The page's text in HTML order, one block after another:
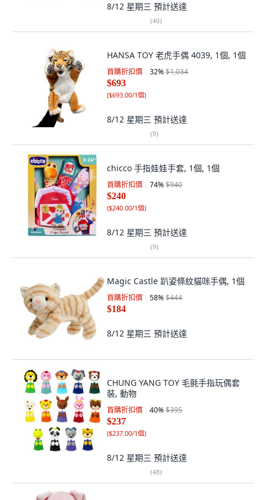
8/12 星期三 預計送達
(40)
HANSA TOY 老虎手偶 4039, 1個, 1個
首購折扣價 32%$1,034
$693
($693.00/1個)
8/12 星期三 預計送達
(9)
chicco 手指娃娃手套, 1個, 1個
首購折扣價 74%$940
$240
($240.00/1個)
8/12 星期三 預計送達
(9)
Magic Castle 趴姿條紋貓咪手偶, 1個
首購折扣價 58%$444
$184
8/12 星期三 預計送達
CHUNG YANG TOY 毛氈手指玩偶套
裝, 動物
首購折扣價 40%$395
$237
($237.00/1個)
8/12 星期三 預計送達
(48)